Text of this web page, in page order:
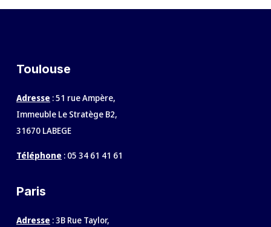
Toulouse
Adresse : 51 rue Ampère,
Immeuble Le Stratège B2,
31670 LABEGE
Téléphone : 05 34 61 41 61
Paris
Adresse : 3B Rue Taylor,